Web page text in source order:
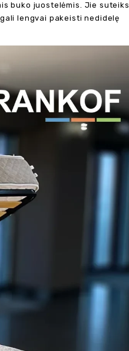
buko juostelėmis. Jie suteiks
lengvai pakeisti nedidelę